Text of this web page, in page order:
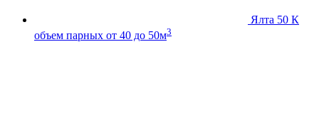
Ялта 50 К
объем парных от 40 до 50м3